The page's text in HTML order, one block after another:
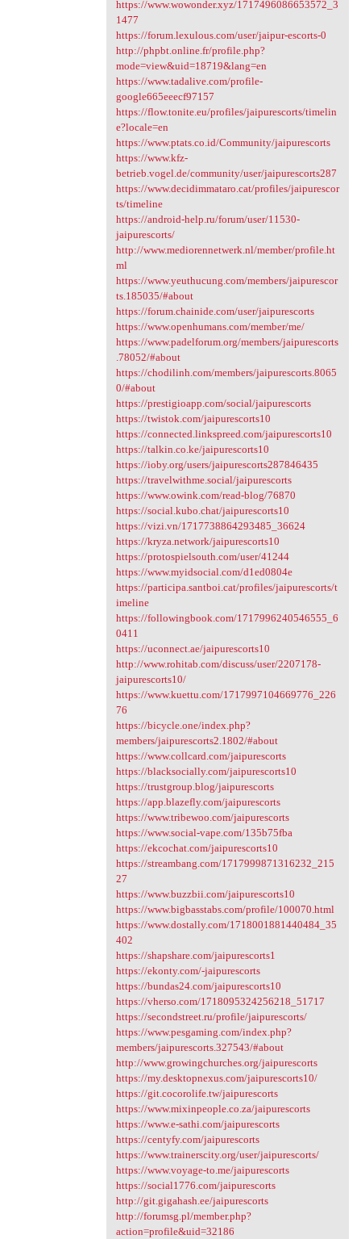
https://www.wowonder.xyz/1717496086653572_3
1477
https://forum.lexulous.com/user/jaipur-escorts-0
http://phpbt.online.fr/profile.php?
mode=view&uid=18719&lang=en
https://www.tadalive.com/profile-
google665eeecf97157
https://flow.tonite.eu/profiles/jaipurescorts/timelin
e?locale=en
https://www.ptats.co.id/Community/jaipurescorts
https://www.kfz-
betrieb.vogel.de/community/user/jaipurescorts287
https://www.decidimmataro.cat/profiles/jaipurescor
ts/timeline
https://android-help.ru/forum/user/11530-
jaipurescorts/
http://www.mediorennetwerk.nl/member/profile.ht
ml
https://www.yeuthucung.com/members/jaipurescor
ts.185035/#about
https://forum.chainide.com/user/jaipurescorts
https://www.openhumans.com/member/me/
https://www.padelforum.org/members/jaipurescorts
.78052/#about
https://chodilinh.com/members/jaipurescorts.8065
0/#about
https://prestigioapp.com/social/jaipurescorts
https://twistok.com/jaipurescorts10
https://connected.linkspreed.com/jaipurescorts10
https://talkin.co.ke/jaipurescorts10
https://ioby.org/users/jaipurescorts287846435
https://travelwithme.social/jaipurescorts
https://www.owink.com/read-blog/76870
https://social.kubo.chat/jaipurescorts10
https://vizi.vn/1717738864293485_36624
https://kryza.network/jaipurescorts10
https://protospielsouth.com/user/41244
https://www.myidsocial.com/d1ed0804e
https://participa.santboi.cat/profiles/jaipurescorts/t
imeline
https://followingbook.com/1717996240546555_6
0411
https://uconnect.ae/jaipurescorts10
http://www.rohitab.com/discuss/user/2207178-
jaipurescorts10/
https://www.kuettu.com/1717997104669776_226
76
https://bicycle.one/index.php?
members/jaipurescorts2.1802/#about
https://www.collcard.com/jaipurescorts
https://blacksocially.com/jaipurescorts10
https://trustgroup.blog/jaipurescorts
https://app.blazefly.com/jaipurescorts
https://www.tribewoo.com/jaipurescorts
https://www.social-vape.com/135b75fba
https://ekcochat.com/jaipurescorts10
https://streambang.com/1717999871316232_215
27
https://www.buzzbii.com/jaipurescorts10
https://www.bigbasstabs.com/profile/100070.html
https://www.dostally.com/1718001881440484_35
402
https://shapshare.com/jaipurescorts1
https://ekonty.com/-jaipurescorts
https://bundas24.com/jaipurescorts10
https://vherso.com/1718095324256218_51717
https://secondstreet.ru/profile/jaipurescorts/
https://www.pesgaming.com/index.php?
members/jaipurescorts.327543/#about
http://www.growingchurches.org/jaipurescorts
https://my.desktopnexus.com/jaipurescorts10/
https://git.cocorolife.tw/jaipurescorts
https://www.mixinpeople.co.za/jaipurescorts
https://www.e-sathi.com/jaipurescorts
https://centyfy.com/jaipurescorts
https://www.trainerscity.org/user/jaipurescorts/
https://www.voyage-to.me/jaipurescorts
https://social1776.com/jaipurescorts
http://git.gigahash.ee/jaipurescorts
http://forumsg.pl/member.php?
action=profile&uid=32186